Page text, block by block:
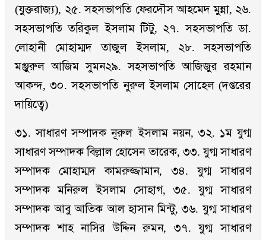
(যুক্তরাজ্য), ২৫. সহসভাপতি ফেরদৌস আহমেদ মুন্না, ২৬.
সহসভাপতি তরিকুল ইসলাম টিটু, ২৭. সহসভাপতি ডা.
লোহানী মোহাম্মদ তাজুল ইসলাম, ২৮. সহসভাপতি
মঞ্জুরুল আজিম সুমন২৯. সহসভাপতি আজিজুর রহমান
আকন্দ, ৩০. সহসভাপতি নুরুল ইসলাম সোহেল (দপ্তরের
দায়িত্বে)
৩১. সাধারণ সম্পাদক নূরুল ইসলাম নয়ন, ৩২. ১ম যুগ্ম
সাধারণ সম্পাদক বিল্লাল হোসেন তারেক, ৩৩. যুগ্ম সাধারণ
সম্পাদক মোহাম্মদ কামরুজ্জামান, ৩৪. যুগ্ম সাধারণ
সম্পাদক মনিরুল ইসলাম সোহাগ, ৩৫. যুগ্ম সাধারণ
সম্পাদক আবু আতিক আল হাসান মিন্টু, ৩৬. যুগ্ম সাধারণ
সম্পাদক শাহ নাসির উদ্দিন রুমন, ৩৭. যুগ্ম সাধারণ